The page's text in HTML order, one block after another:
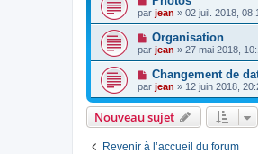
par jean » 02 juil. 2018,
Organisation
par jean » 27 mai 2018,
Changement de
par jean » 12 juin 2018,
Nouveau sujet
Revenir à l’accueil du forum